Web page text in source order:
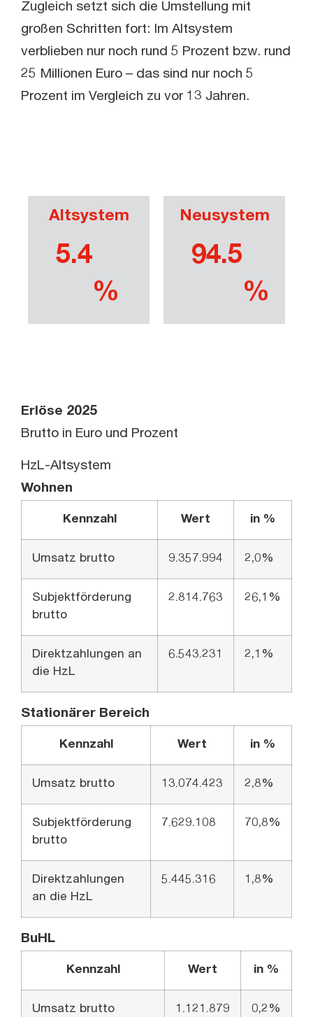
Zugleich setzt sich die Umstellung mit
großen Schritten fort: Im Altsystem
verblieben nur noch rund 5 Prozent bzw. rund
25 Millionen Euro – das sind nur noch 5
Prozent im Vergleich zu vor 13 Jahren.
Altsystem
5.4
%
Neusystem
94.5
%
Erlöse 2025
Brutto in Euro und Prozent
HzL-Altsystem
Wohnen
Kennzahl Wert in %
Umsatz brutto 9.357.994 2,0%
Subjektförderung
brutto
2.814.763 26,1%
Direktzahlungen an
die HzL
6.543.231 2,1%
Stationärer Bereich
Kennzahl Wert in %
Umsatz brutto 13.074.423 2,8%
Subjektförderung
brutto
7.629.108 70,8%
Direktzahlungen
an die HzL
5.445.316 1,8%
BuHL
Kennzahl Wert in %
Umsatz brutto 1.121.879 0,2%